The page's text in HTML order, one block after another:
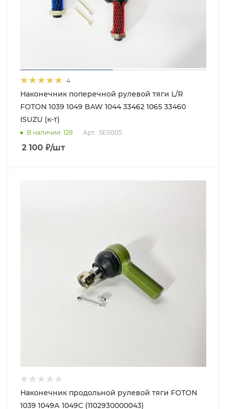
4
Наконечник поперечной рулевой тяги L/R
FOTON 1039 1049 BAW 1044 33462 1065 33460
ISUZU (к-т)
В наличии: 128 Арт.: SE0005
2 100 ₽/шт
Наконечник продольной рулевой тяги FOTON
1039 1049А 1049С (1102930000043)